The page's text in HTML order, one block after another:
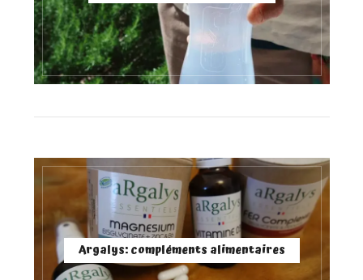
Argalys: compléments alimentaires